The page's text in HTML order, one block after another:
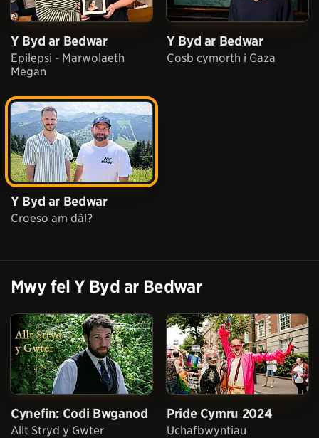
Y Byd ar Bedwar
Epilepsi - Marwolaeth
Megan
Y Byd ar Bedwar
Cosb cymorth i Gaza
Y Byd ar Bedwar
Croeso am dâl?
Mwy fel Y Byd ar Bedwar
Cynefin: Codi Bwganod
Allt Stryd y Gwter
Pride Cymru 2024
Uchafbwyntiau